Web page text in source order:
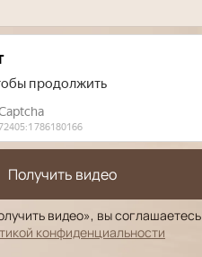
Получить видео
видео», вы соглашаетесь
конфиденциальности